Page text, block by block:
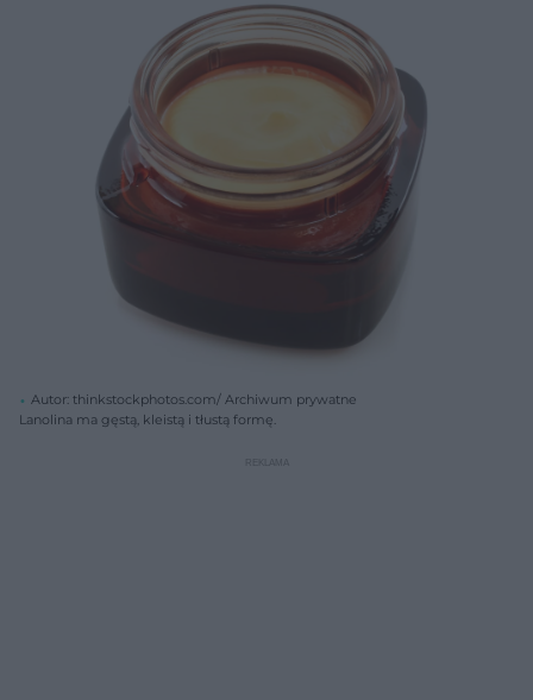
Autor: thinkstockphotos.com/ Archiwum prywatne
Lanolina ma gęstą, kleistą i tłustą formę.